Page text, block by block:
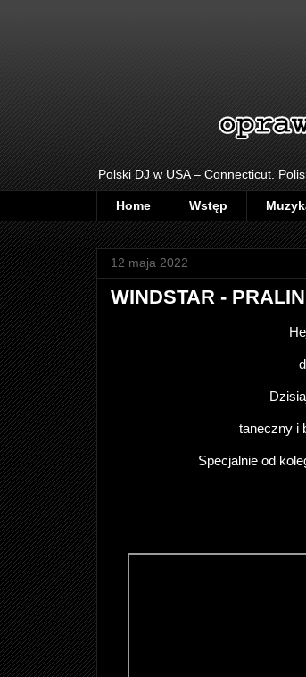
Polski DJ w USA – Connecticut.
Home Wstęp
12 maja 2022
WINDSTAR -
taneczny i
Specjalnie od